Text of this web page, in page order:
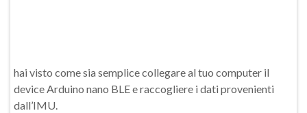
hai visto come sia semplice collegare al tuo computer il
device Arduino nano BLE e raccogliere i dati provenienti
dall’IMU.